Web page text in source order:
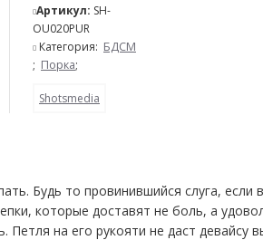
Артикул: SH-
OU020PUR
Категория: БДСМ
; Порка;
Shotsmedia
Будь то провинившийся слуга, если
которые доставят не боль, а
на его рукояти не даст девайсу